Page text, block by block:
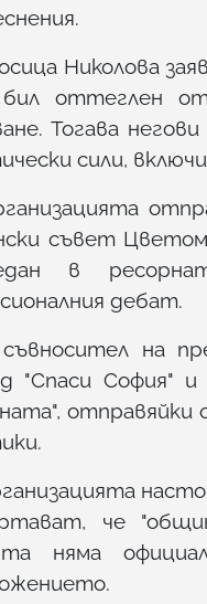
Николова
оттеглен
Тогава
сили,
съвет
в
дебат.
на
"Спаси София" и
отправяйки
че
няма